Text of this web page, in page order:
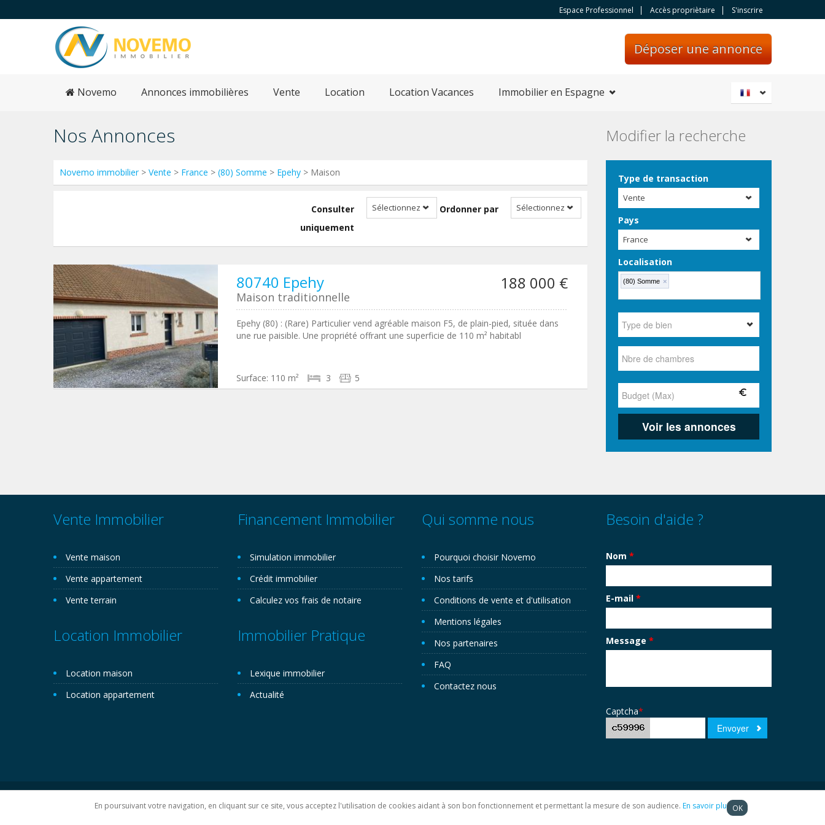
Espace Professionnel Accès propriètaire S'inscrire
Déposer une annonce
Novemo Annonces immobilières Vente Location Location Vacances Immobilier en Espagne
Nos Annonces
Novemo immobilier> Vente > France > (80) Somme > Epehy > Maison
Ordonner par Sélectionnez
Consulter
uniquement
Sélectionnez
80740 Epehy 188 000 €
Maison traditionnelle
Epehy (80) : (Rare) Particulier vend agréable maison F5, de plain-pied, située dans
une rue paisible. Une propriété offrant une superficie de 110 m² habitabl
Surface: 110 m² 3 5
Modifier la recherche
Type de transaction
Vente
Pays
France
Localisation
(80) Somme ×
Vente Immobilier
Vente maison
Vente appartement
Vente terrain
Location Immobilier
Location maison
Location appartement
Financement Immobilier
Simulation immobilier
Crédit immobilier
Calculez vos frais de notaire
Immobilier Pratique
Lexique immobilier
Actualité
Qui somme nous
Pourquoi choisir Novemo
Nos tarifs
Conditions de vente et d'utilisation
Mentions légales
Nos partenaires
FAQ
Contactez nous
Besoin d'aide ?
Nom *
E-mail *
Message *
Captcha*
Copyright 2026©. Novemo.com. Tous droits réservés. Plan du site
En poursuivant votre navigation, en cliquant sur ce site, vous acceptez l'utilisation de cookies aidant à son bon fonctionnement et permettant la mesure de son audience. En savoir plus OK